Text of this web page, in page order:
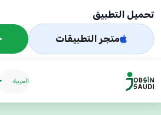
تحميل التطبيق
متجر التطبيقات
العربية